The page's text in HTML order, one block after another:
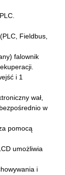
Fieldbus,
falownik
i 1
wał,
w
pomocą
umożliwia
i